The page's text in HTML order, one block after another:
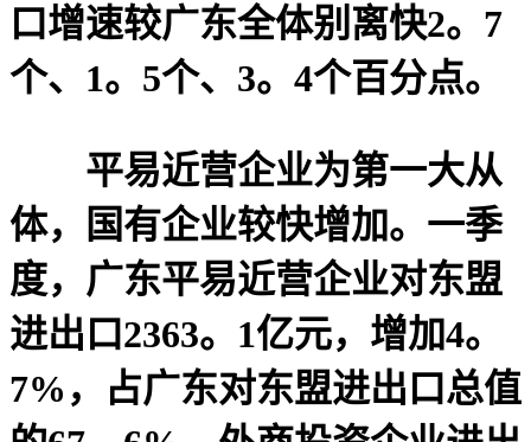
口增速较广东全体别离快2。7
个、1。5个、3。4个百分点。
平易近营企业为第一大从
体，国有企业较快增加。一季
度，广东平易近营企业对东盟
进出口2363。1亿元，增加4。
7%，占广东对东盟进出口总值